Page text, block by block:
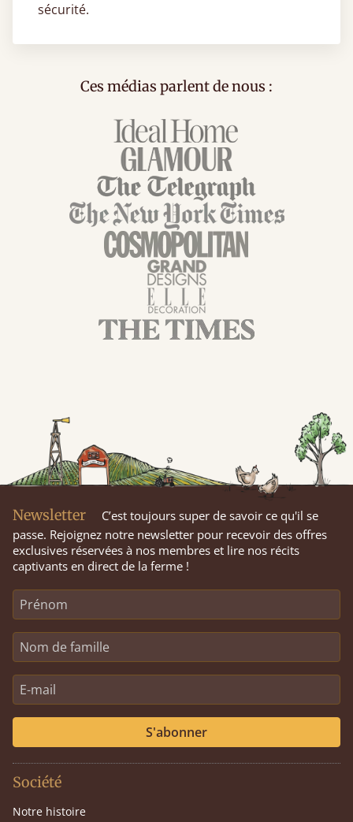
sécurité.
Ces médias parlent de nous :
Newsletter
C’est toujours super de savoir ce qu'il se
passe. Rejoignez notre newsletter pour recevoir des offres
exclusives réservées à nos membres et lire nos récits
captivants en direct de la ferme !
S'abonner
Société
Notre histoire